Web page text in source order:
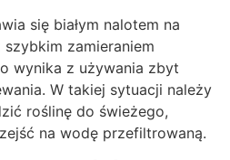
się białym nalotem na
zamieraniem
wynika z używania zbyt
W takiej sytuacji należy
roślinę do świeżego,
na wodę przefiltrowaną.